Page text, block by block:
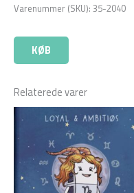
Varenummer (SKU): 35-2040
KØB
Relaterede varer